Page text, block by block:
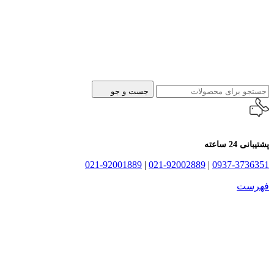
جست و جو
پشتیبانی 24 ساعته
0937-3736351
|
021-92002889
|
021-92001889
فهرست